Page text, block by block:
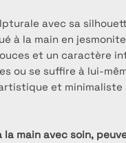
avec sa
à la main en
et un caractère
ou se suffire à lui-
et
main avec soin,